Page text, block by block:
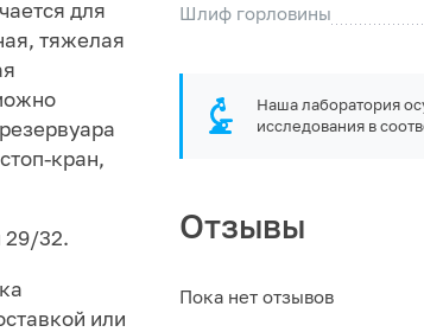
для
тяжелая
кран,
29/32.
или
Шлиф горловины
Наша лаборатория
исследования в
Отзывы
Пока нет отзывов